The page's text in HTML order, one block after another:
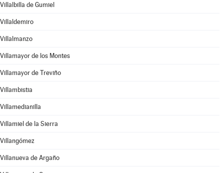
Villalbilla de Gumiel
Villaldemiro
Villalmanzo
Villamayor de los Montes
Villamayor de Treviño
Villambistia
Villamedianilla
Villamiel de la Sierra
Villangómez
Villanueva de Argaño